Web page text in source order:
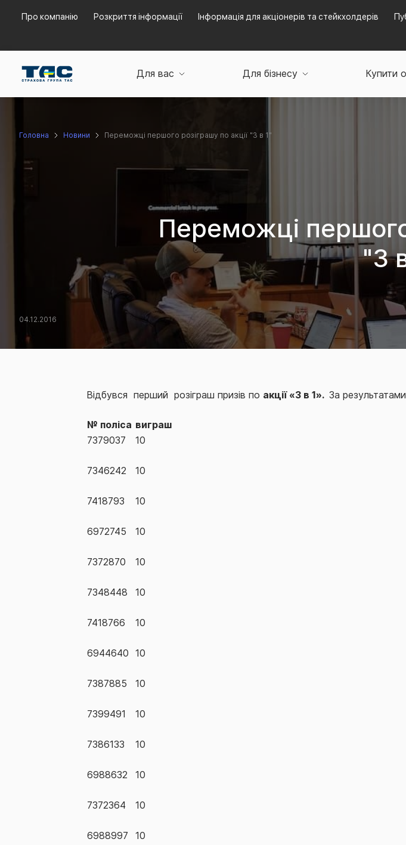
Про компанію Розкриття інформації Інформація для акціонерів та стейкхолдерів
Для вас Для бізнесу Купити
Головна Новини Переможці першого розіграшу по акції "3 в 1"
Переможці
"3
04.12.2016
Відбувся перший розіграш призів по акції «3 в 1». За
№ поліса виграш
7379037
10
7346242 10
7418793 10
6972745 10
7372870 10
7348448 10
7418766 10
6944640 10
7387885 10
7399491 10
7386133 10
6988632 10
7372364 10
6988997 10